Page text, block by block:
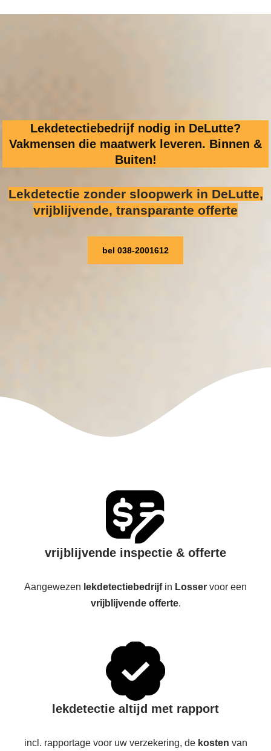
Lekdetectiebedrijf nodig in DeLutte?
Vakmensen die maatwerk leveren. Binnen &
Buiten!
Lekdetectie zonder sloopwerk in DeLutte,
vrijblijvende, transparante offerte
bel 038-2001612
vrijblijvende inspectie & offerte
Aangewezen lekdetectiebedrijfin Losser voor een
vrijblijvende offerte.
lekdetectie altijd met rapport
incl. rapportage voor uw verzekering, de kosten van